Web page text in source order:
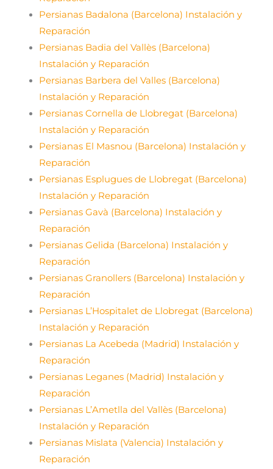
Persianas Badalona (Barcelona) Instalación y
Reparación
Persianas Badia del Vallès (Barcelona)
Instalación y Reparación
Persianas Barbera del Valles (Barcelona)
Instalación y Reparación
Persianas Cornella de Llobregat (Barcelona)
Instalación y Reparación
Persianas El Masnou (Barcelona) Instalación y
Reparación
Persianas Esplugues de Llobregat (Barcelona)
Instalación y Reparación
Persianas Gavà (Barcelona) Instalación y
Reparación
Persianas Gelida (Barcelona) Instalación y
Reparación
Persianas Granollers (Barcelona) Instalación y
Reparación
Persianas L’Hospitalet de Llobregat (Barcelona)
Instalación y Reparación
Persianas La Acebeda (Madrid) Instalación y
Reparación
Persianas Leganes (Madrid) Instalación y
Reparación
Persianas L’Ametlla del Vallès (Barcelona)
Instalación y Reparación
Persianas Mislata (Valencia) Instalación y
Reparación